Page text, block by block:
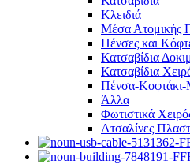
Κλειδιά
Μέσα Ατομικής
Πένσες και
Κατσαβίδια
Κατσαβίδια
Πένσα-Κοφτάκι-
Άλλα
Φωτιστικά
Ατσαλίνες